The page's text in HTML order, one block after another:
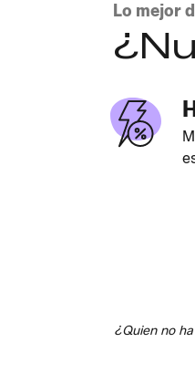
Lo mejor
¿Quien no